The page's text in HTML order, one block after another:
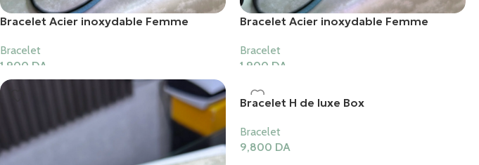
Bracelet Acier inoxydable Femme
Bracelet
1,900 DA
Bracelet Acier inoxydable Femme
Bracelet
1,900 DA
Bracelet H de luxe Box
Bracelet
9,800 DA